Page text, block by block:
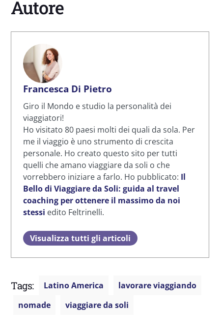
Autore
Francesca Di Pietro
Giro il Mondo e studio la personalità dei
viaggiatori!
Ho visitato 80 paesi molti dei quali da sola. Per
me il viaggio è uno strumento di crescita
personale. Ho creato questo sito per tutti
quelli che amano viaggiare da soli o che
vorrebbero iniziare a farlo. Ho pubblicato: Il
Bello di Viaggiare da Soli: guida al travel
coaching per ottenere il massimo da noi
stessi edito Feltrinelli.
Visualizza tutti gli articoli
Tags: Latino America
lavorare viaggiando
nomade
viaggiare da soli